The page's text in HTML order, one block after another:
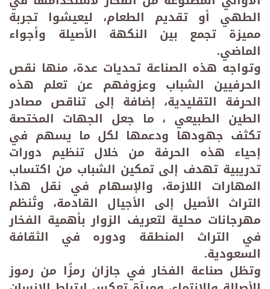
الطهي أو تقديم الطعام، ليعيشوا تجربة
مميزة تجمع بين النكهة الأصيلة وأجواء
الماضي.
وتواجه هذه الصناعة تحديات عدة، منها نقص
الحرفيين الشباب وعزوفهم عن تعلم هذه
الحرفة التقليدية، إضافة إلى تناقص مصادر
الطين الطبيعي ، ما جعل الجهات المختصة
تكثف جهودها ودعمها لكل ما يسهم في
إحياء هذه الحرفة من خلال تنظيم دورات
تدريبية تهدف إلى تمكين الشباب من اكتساب
المهارات اللازمة، والإسهام في نقل هذا
التراث الأصيل إلى الأجيال القادمة، وتُنظم
مهرجانات محلية لتعريف الزوار بأهمية الفخار
في التراث المنطقة ودوره في الثقافة
السعودية.
وتظل صناعة الفخار في جازان رمزًا من رموز